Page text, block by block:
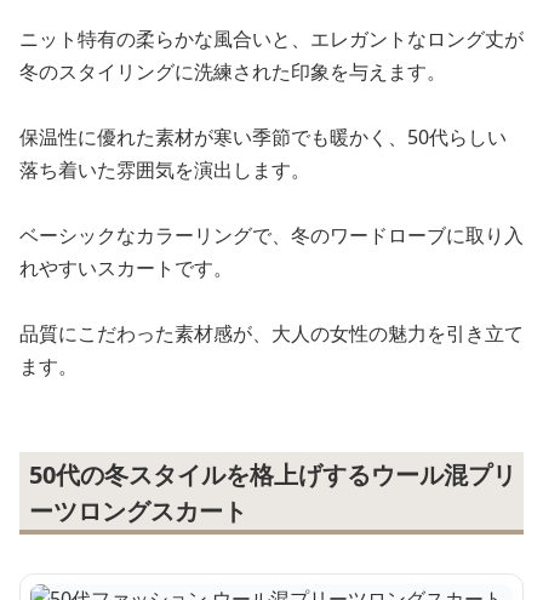
ニット特有の柔らかな風合いと、エレガントなロング丈が
冬のスタイリングに洗練された印象を与えます。
保温性に優れた素材が寒い季節でも暖かく、50代らしい
落ち着いた雰囲気を演出します。
ベーシックなカラーリングで、冬のワードローブに取り入
れやすいスカートです。
品質にこだわった素材感が、大人の女性の魅力を引き立て
ます。
50代の冬スタイルを格上げするウール混プリ
ーツロングスカート